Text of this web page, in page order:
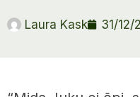
Laura Kask 31/12/